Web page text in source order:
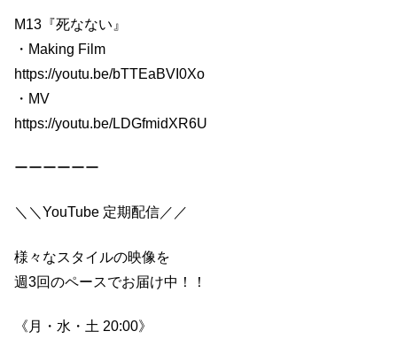
M13『死なない』
・Making Film
https://youtu.be/bTTEaBVI0Xo
・MV
https://youtu.be/LDGfmidXR6U
ーーーーーー
＼＼YouTube 定期配信／／
様々なスタイルの映像を
週3回のペースでお届け中！！
《月・水・土 20:00》